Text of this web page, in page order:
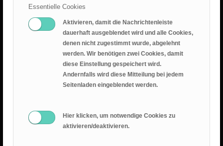
Essentielle Cookies
Aktivieren, damit die Nachrichtenleiste
dauerhaft ausgeblendet wird und alle Cookies,
denen nicht zugestimmt wurde, abgelehnt
werden. Wir benötigen zwei Cookies, damit
diese Einstellung gespeichert wird.
Andernfalls wird diese Mitteilung bei jedem
Seitenladen eingeblendet werden.
Hier klicken, um notwendige Cookies zu
aktivieren/deaktivieren.
Predigt 2026.07.19 – Epheserbief Kap. 6
18. Juli 2026
Epheserbrief Teil 5
Epheserbrief Teil 4